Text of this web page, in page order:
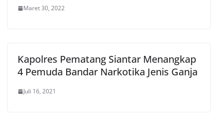
Maret 30, 2022
Kapolres Pematang Siantar Menangkap
4 Pemuda Bandar Narkotika Jenis Ganja
Juli 16, 2021